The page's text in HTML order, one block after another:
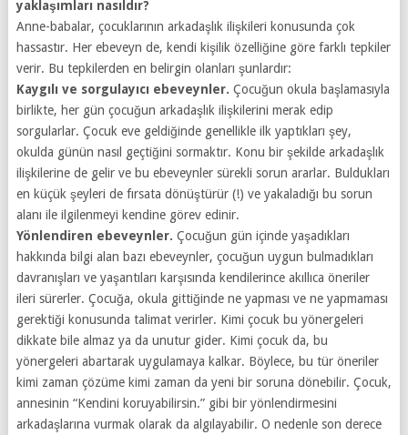
yaklaşımları nasıldır?
Anne-babalar, çocuklarının arkadaşlık ilişkileri konusunda çok
hassastır. Her ebeveyn de, kendi kişilik özelliğine göre farklı tepkiler
verir. Bu tepkilerden en belirgin olanları şunlardır:
Kaygılı ve sorgulayıcı ebeveynler. Çocuğun okula başlamasıyla
birlikte, her gün çocuğun arkadaşlık ilişkilerini merak edip
sorgularlar. Çocuk eve geldiğinde genellikle ilk yaptıkları şey,
okulda günün nasıl geçtiğini sormaktır. Konu bir şekilde arkadaşlık
ilişkilerine de gelir ve bu ebeveynler sürekli sorun ararlar. Buldukları
en küçük şeyleri de fırsata dönüştürür (!) ve yakaladığı bu sorun
alanı ile ilgilenmeyi kendine görev edinir.
Yönlendiren ebeveynler. Çocuğun gün içinde yaşadıkları
hakkında bilgi alan bazı ebeveynler, çocuğun uygun bulmadıkları
davranışları ve yaşantıları karşısında kendilerince akıllıca öneriler
ileri sürerler. Çocuğa, okula gittiğinde ne yapması ve ne yapmaması
gerektiği konusunda talimat verirler. Kimi çocuk bu yönergeleri
dikkate bile almaz ya da unutur gider. Kimi çocuk da, bu
yönergeleri abartarak uygulamaya kalkar. Böylece, bu tür öneriler
kimi zaman çözüme kimi zaman da yeni bir soruna dönebilir. Çocuk,
annesinin “Kendini koruyabilirsin.” gibi bir yönlendirmesini
arkadaşlarına vurmak olarak da algılayabilir. O nedenle son derece